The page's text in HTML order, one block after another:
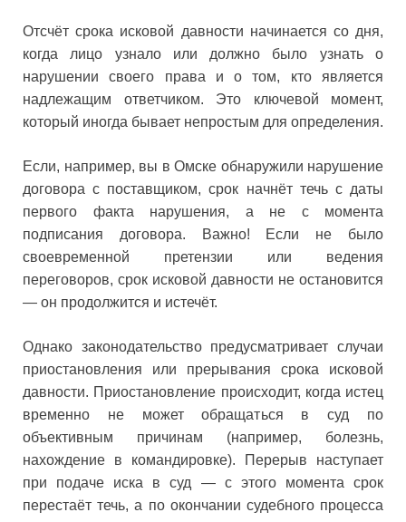
Отсчёт срока исковой давности начинается со дня,
когда лицо узнало или должно было узнать о
нарушении своего права и о том, кто является
надлежащим ответчиком. Это ключевой момент,
который иногда бывает непростым для определения.
Если, например, вы в Омске обнаружили нарушение
договора с поставщиком, срок начнёт течь с даты
первого факта нарушения, а не с момента
подписания договора. Важно! Если не было
своевременной претензии или ведения
переговоров, срок исковой давности не остановится
— он продолжится и истечёт.
Однако законодательство предусматривает случаи
приостановления или прерывания срока исковой
давности. Приостановление происходит, когда истец
временно не может обращаться в суд по
объективным причинам (например, болезнь,
нахождение в командировке). Перерыв наступает
при подаче иска в суд — с этого момента срок
перестаёт течь, а по окончании судебного процесса